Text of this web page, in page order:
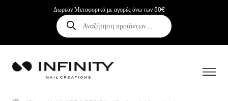
Δωρεάν Μεταφορικά με αγορές άνω των 50€
Αναζήτηση
προϊόντων